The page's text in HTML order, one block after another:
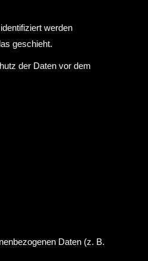
werden
geschieht.
der Daten vor dem
Daten (z. B.